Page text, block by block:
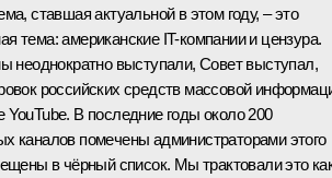
ставшая актуальной в этом году, – это
тема: американские IT-компании и цензура.
неоднократно выступали, Совет выступал,
российских средств массовой
В последние годы около 200
каналов помечены администраторами этого
в чёрный список. Мы трактовали это